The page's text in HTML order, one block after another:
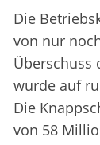
Die
von nur
Überschuss
wurde auf
Die
von 58